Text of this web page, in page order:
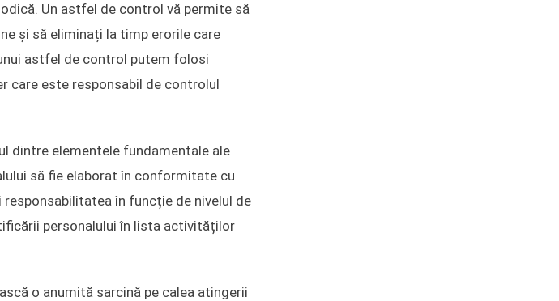
Un astfel de control vă permite să
și să eliminați la timp erorile care
astfel de control putem folosi
care este responsabil de controlul
dintre elementele fundamentale ale
să fie elaborat în conformitate cu
în funcție de nivelul de
personalului în lista activităților
o anumită sarcină pe calea atingerii